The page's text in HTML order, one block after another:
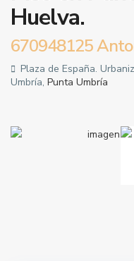
Huelva.
670948125
Plaza de España.
Umbría, Punta Umbría